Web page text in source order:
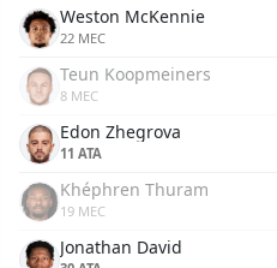
Weston McKennie
22 MEC
Teun Koopmeiners
8 MEC
Edon Zhegrova
11 ATA
Khéphren Thuram
19 MEC
Jonathan David